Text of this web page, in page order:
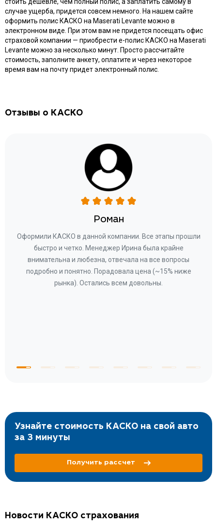
стоить дешевле, чем полный полис, а заплатить самому в
случае ущерба, придется совсем немного. На нашем сайте
оформить полис КАСКО на Maserati Levante можно в
электронном виде. При этом вам не придется посещать офис
страховой компании — приобрести e-полис КАСКО на Maserati
Levante можно за несколько минут. Просто рассчитайте
стоимость, заполните анкету, оплатите и через некоторое
время вам на почту придет электронный полис.
Отзывы о КАСКО
Роман
Оформили КАСКО в данной компании. Все этапы прошли
быстро и четко. Менеджер Ирина была крайне
внимательна и любезна, отвечала на все вопросы
подробно и понятно. Порадовала цена (~15% ниже
рынка). Остались всем довольны.
Узнайте стоимость КАСКО на свой авто
за 3 минуты
Получить рассчет
Новости КАСКО страхования